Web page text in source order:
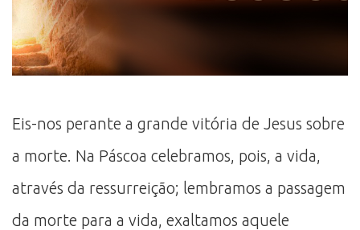
Eis-nos perante a grande vitória de Jesus sobre
a morte. Na Páscoa celebramos, pois, a vida,
através da ressurreição; lembramos a passagem
da morte para a vida, exaltamos aquele